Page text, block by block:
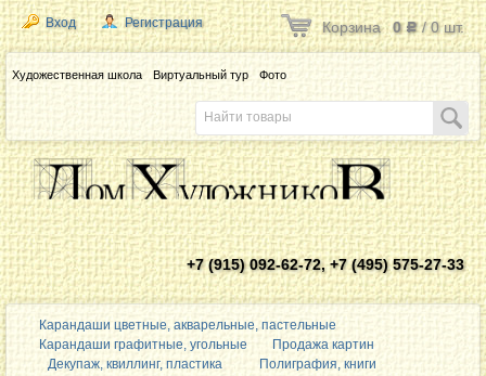
Вход Регистрация Корзина 0Р/0шт.
Художественная школа Виртуальный тур Фото
+7 (915) 092-62-72, +7 (495) 575-27-33
Карандаши цветные, акварельные, пастельные
Карандаши графитные, угольные
Продажа картин
Декупаж, квиллинг, пластика
Полиграфия, книги